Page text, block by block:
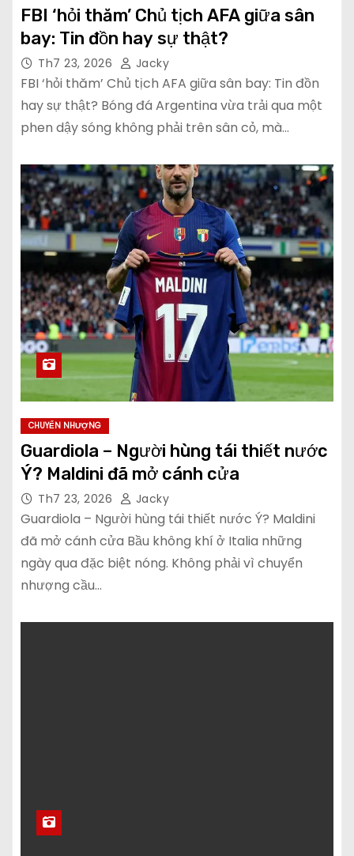
FBI ‘hỏi thăm’ Chủ tịch AFA giữa sân
bay: Tin đồn hay sự thật?
Th7 23, 2026 Jacky
FBI ‘hỏi thăm’ Chủ tịch AFA giữa sân bay: Tin đồn
hay sự thật? Bóng đá Argentina vừa trải qua một
phen dậy sóng không phải trên sân cỏ, mà…
CHUYỂN NHƯỢNG
Guardiola – Người hùng tái thiết nước
Ý? Maldini đã mở cánh cửa
Th7 23, 2026 Jacky
Guardiola – Người hùng tái thiết nước Ý? Maldini
đã mở cánh cửa Bầu không khí ở Italia những
ngày qua đặc biệt nóng. Không phải vì chuyển
nhượng cầu…